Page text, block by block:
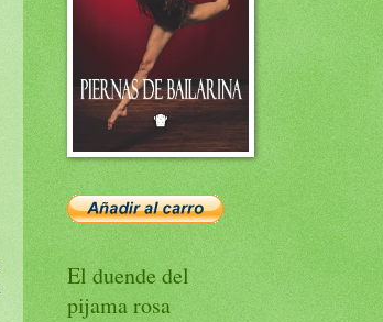
El duende del
pijama rosa